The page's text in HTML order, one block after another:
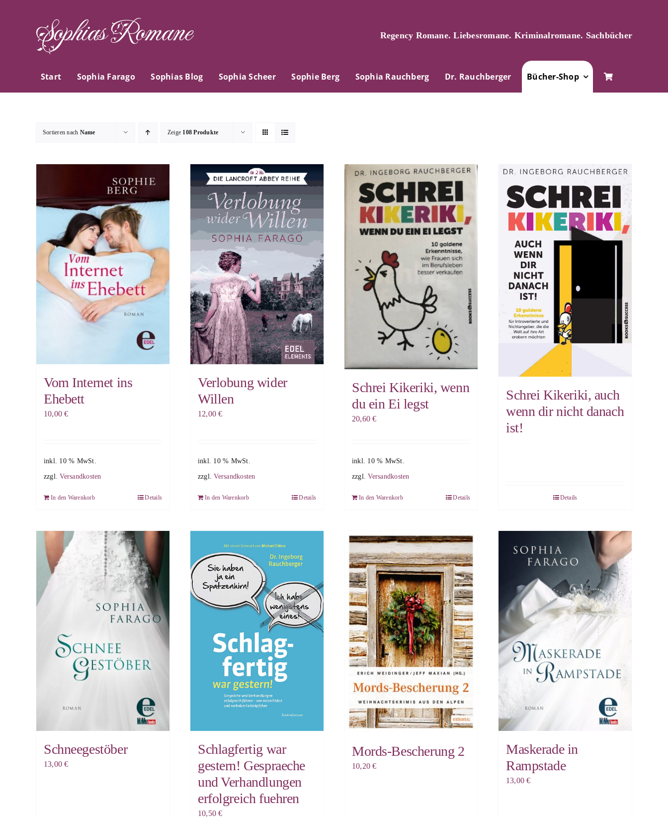
Sophias Romane Regency Romane. Liebesromane. Kriminalromane. Sachbücher
Start Sophia Farago Sophias Blog Sophia Scheer Sophie Berg Sophia Rauchberg Dr. Rauchberger Bücher-Shop
Sortieren nach Name Zeige 108 Produkte
Vom Internet ins
Ehebett
10,00€
inkl. 10 % MwSt.
zzgl.Versandkosten
In den Warenkorb Details
Verlobung wider
Willen
12,00€
inkl. 10 % MwSt.
zzgl.Versandkosten
In den Warenkorb Details
Schrei Kikeriki, wenn
du ein Ei legst
20,60€
inkl. 10 % MwSt.
zzgl.Versandkosten
In den Warenkorb Details
Schrei Kikeriki, auch
wenn dir nicht danach
ist!
Details
Schneegestöber
13,00€
Schlagfertig war
gestern! Gespraeche
und Verhandlungen
erfolgreich fuehren
10,50€
Mords-Bescherung 2
10,20€
Maskerade in
Rampstade
13,00€